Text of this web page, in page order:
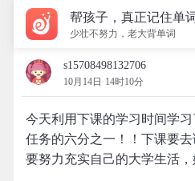
帮孩子，真正记住单
少壮不努力，老大背单词
s15708498132706
10月14日 14时10分
今天利用下课的学习时间学
任务的六分之一！！下课要
要努力充实自己的大学生活，